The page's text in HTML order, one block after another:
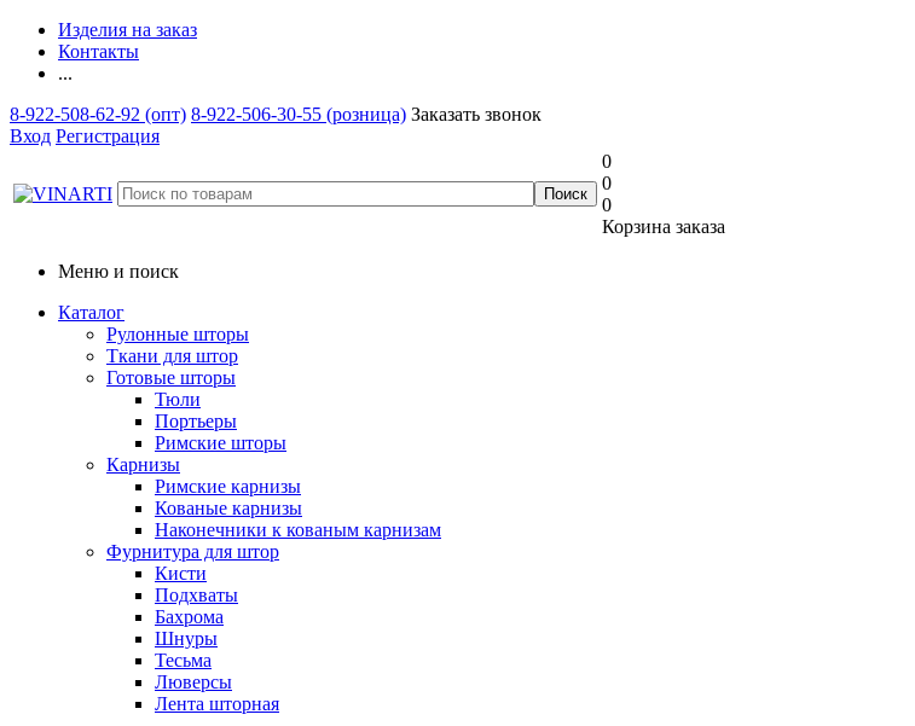
Изделия на заказ
Контакты
...
8-922-508-62-92 (опт) 8-922-506-30-55 (розница) Заказать звонок
Вход Регистрация
0
0
0
Корзина заказа
Меню и поиск
Каталог
Рулонные шторы
Ткани для штор
Готовые шторы
Тюли
Портьеры
Римские шторы
Карнизы
Римские карнизы
Кованые карнизы
Наконечники к кованым карнизам
Фурнитура для штор
Кисти
Подхваты
Бахрома
Шнуры
Тесьма
Люверсы
Лента шторная